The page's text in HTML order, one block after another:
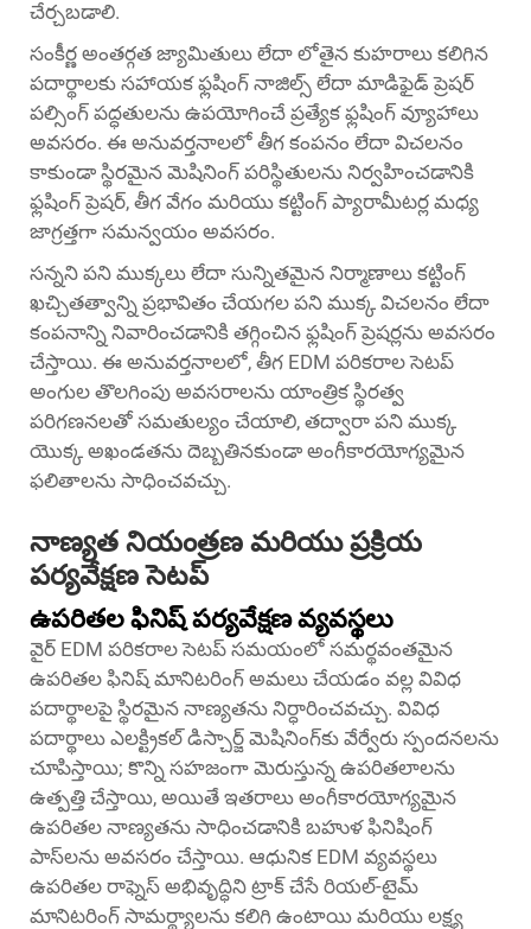
చేర్చబడాలి.
సంకీర్ణ అంతర్గత జ్యామితులు లేదా లోతైన కుహరాలు కలిగిన
పదార్థాలకు సహాయక ఫ్లషింగ్ నాజిల్స్ లేదా మాడిఫైడ్ ప్రెషర్
పల్సింగ్ పద్ధతులను ఉపయోగించే ప్రత్యేక ఫ్లషింగ్ వ్యూహాలు
అవసరం. ఈ అనువర్తనాలలో తీగ కంపనం లేదా విచలనం
కాకుండా స్థిరమైన మెషినింగ్ పరిస్థితులను నిర్వహించడానికి
ఫ్లషింగ్ ప్రెషర్, తీగ వేగం మరియు కట్టింగ్ ప్యారామీటర్ల మధ్య
జాగ్రత్తగా సమన్వయం అవసరం.
సన్నని పని ముక్కలు లేదా సున్నితమైన నిర్మాణాలు కట్టింగ్
ఖచ్చితత్వాన్ని ప్రభావితం చేయగల పని ముక్క విచలనం లేదా
కంపనాన్ని నివారించడానికి తగ్గించిన ఫ్లషింగ్ ప్రెషర్లను అవసరం
చేస్తాయి. ఈ అనువర్తనాలలో, తీగ EDM పరికరాల సెటప్
అంగుల తొలగింపు అవసరాలను యాంత్రిక స్థిరత్వ
పరిగణనలతో సమతుల్యం చేయాలి, తద్వారా పని ముక్క
యొక్క అఖండతను దెబ్బతినకుండా అంగీకారయోగ్యమైన
ఫలితాలను సాధించవచ్చు.
నాణ్యత నియంత్రణ మరియు ప్రక్రియ
పర్యవేక్షణ సెటప్
ఉపరితల ఫినిష్ పర్యవేక్షణ వ్యవస్థలు
వైర్ EDM పరికరాల సెటప్ సమయంలో సమర్థవంతమైన
ఉపరితల ఫినిష్ మానిటరింగ్ అమలు చేయడం వల్ల వివిధ
పదార్థాలపై స్థిరమైన నాణ్యతను నిర్ధారించవచ్చు. వివిధ
పదార్థాలు ఎలక్ట్రికల్ డిస్చార్జ్ మెషినింగ్‌కు వేర్వేరు స్పందనలను
చూపిస్తాయి; కొన్ని సహజంగా మెరుస్తున్న ఉపరితలాలను
ఉత్పత్తి చేస్తాయి, అయితే ఇతరాలు అంగీకారయోగ్యమైన
ఉపరితల నాణ్యతను సాధించడానికి బహుళ ఫినిషింగ్
పాస్‌లను అవసరం చేస్తాయి. ఆధునిక EDM వ్యవస్థలు
ఉపరితల రాఫ్నెస్ అభివృద్ధిని ట్రాక్ చేసే రియల్-టైమ్
మానిటరింగ్ సామర్థ్యాలను కలిగి ఉంటాయి మరియు లక్ష్య